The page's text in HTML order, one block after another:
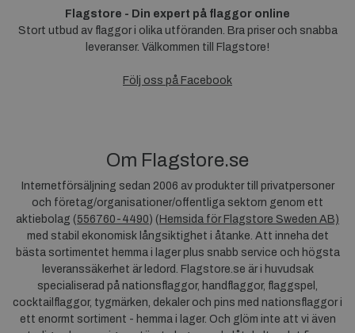
Flagstore - Din expert på flaggor online
Stort utbud av flaggor i olika utföranden. Bra priser och snabba
leveranser. Välkommen till Flagstore!
Följ oss på Facebook
Om Flagstore.se
Internetförsäljning sedan 2006 av produkter till privatpersoner
och företag/organisationer/offentliga sektorn genom ett
aktiebolag (556760-4490) ( Hemsida för Flagstore Sweden AB)
med stabil ekonomisk långsiktighet i åtanke. Att inneha det
bästa sortimentet hemma i lager plus snabb service och högsta
leveranssäkerhet är ledord. Flagstore.se är i huvudsak
specialiserad på nationsflaggor, handflaggor, flaggspel,
cocktailflaggor, tygmärken, dekaler och pins med nationsflaggor i
ett enormt sortiment - hemma i lager. Och glöm inte att vi även